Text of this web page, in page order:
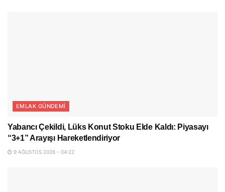
EMLAK GÜNDEMI
Yabancı Çekildi, Lüks Konut Stoku Elde Kaldı: Piyasayı
“3+1” Arayışı Hareketlendiriyor
9 AĞUSTOS 2026 - 04:22